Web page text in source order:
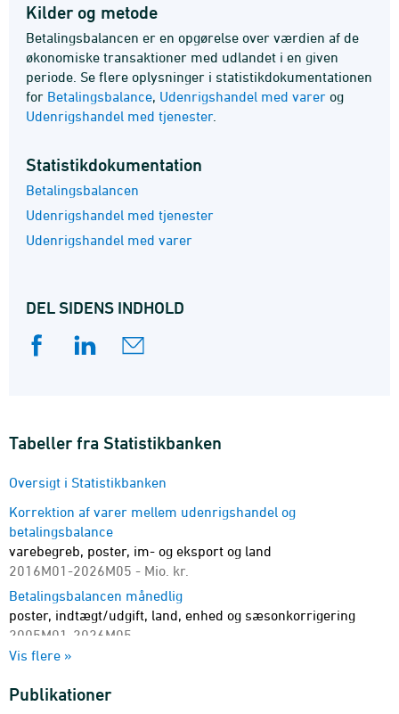
Kilder og metode
Betalingsbalancen er en opgørelse over værdien af de
økonomiske transaktioner med udlandet i en given
periode. Se flere oplysninger i statistikdokumentationen
for Betalingsbalance, Udenrigshandel med varer og
Udenrigshandel med tjenester.
Statistik­dokumentation
Betalingsbalancen
Udenrigshandel med tjenester
Udenrigshandel med varer
DEL SIDENS INDHOLD
Tabeller fra Statistikbanken
Oversigt i Statistikbanken
Korrektion af varer mellem udenrigshandel og
betalingsbalance
varebegreb, poster, im- og eksport og land
2016M01-2026M05 - Mio. kr.
Betalingsbalancen månedlig
poster, indtægt/udgift, land, enhed og sæsonkorrigering
2005M01-2026M05
Betalingsbalancen kvartalsvis
2005K1-2026K1 - Mio. kr.
Vis flere »
Publikationer